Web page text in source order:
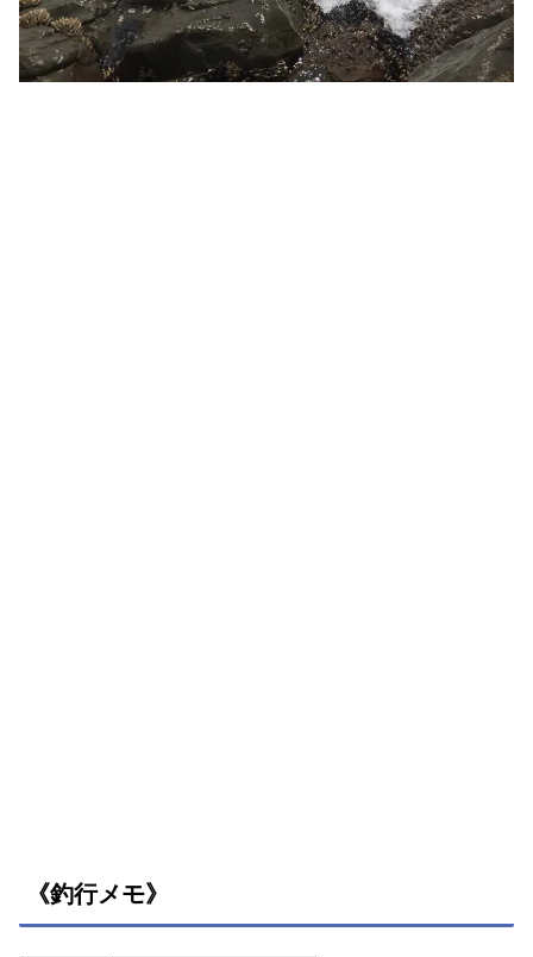
《釣行メモ》